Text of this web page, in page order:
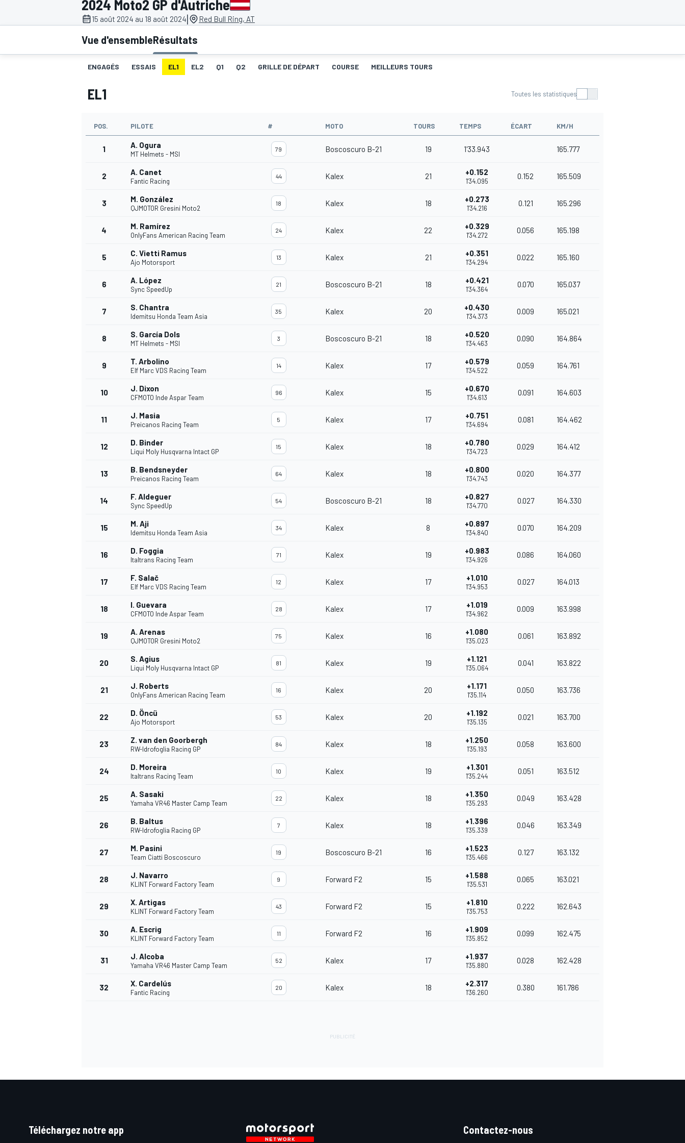
2024 Moto2 GP d'Autriche
15 août 2024 au 18 août 2024| Red Bull Ring, AT
Vue d'ensembleRésultats
ENGAGÉS ESSAIS EL1 EL2 Q1 Q2 GRILLE DE DÉPART COURSE MEILLEURS TOURS
EL1 Toutes les statistiques
POS. PILOTE # MOTO TOURS TEMPS ÉCART KM/H
1 A. Ogura
MT Helmets - MSI
79 Boscoscuro B-21 19 1'33.943 165.777
2 A. Canet
Fantic Racing
44 Kalex 21 +0.152
1'34.095
0.152 165.509
3 M. González
QJMOTOR Gresini Moto2
18 Kalex 18 +0.273
1'34.216
0.121 165.296
4 M. Ramírez
OnlyFans American Racing Team
24 Kalex 22 +0.329
1'34.272
0.056 165.198
5 C. Vietti Ramus
Ajo Motorsport
13 Kalex 21 +0.351
1'34.294
0.022 165.160
6 A. López
Sync SpeedUp
21 Boscoscuro B-21 18 +0.421
1'34.364
0.070 165.037
7 S. Chantra
Idemitsu Honda Team Asia
35 Kalex 20 +0.430
1'34.373
0.009 165.021
8 S. García Dols
MT Helmets - MSI
3 Boscoscuro B-21 18 +0.520
1'34.463
0.090 164.864
9 T. Arbolino
Elf Marc VDS Racing Team
14 Kalex 17 +0.579
1'34.522
0.059 164.761
10 J. Dixon
CFMOTO Inde Aspar Team
96 Kalex 15 +0.670
1'34.613
0.091 164.603
11 J. Masia
Preicanos Racing Team
5 Kalex 17 +0.751
1'34.694
0.081 164.462
12 D. Binder
Liqui Moly Husqvarna Intact GP
15 Kalex 18 +0.780
1'34.723
0.029 164.412
13 B. Bendsneyder
Preicanos Racing Team
64 Kalex 18 +0.800
1'34.743
0.020 164.377
14 F. Aldeguer
Sync SpeedUp
54 Boscoscuro B-21 18 +0.827
1'34.770
0.027 164.330
15 M. Aji
Idemitsu Honda Team Asia
34 Kalex 8 +0.897
1'34.840
0.070 164.209
16 D. Foggia
Italtrans Racing Team
71 Kalex 19 +0.983
1'34.926
0.086 164.060
17 F. Salač
Elf Marc VDS Racing Team
12 Kalex 17 +1.010
1'34.953
0.027 164.013
18 I. Guevara
CFMOTO Inde Aspar Team
28 Kalex 17 +1.019
1'34.962
0.009 163.998
19 A. Arenas
QJMOTOR Gresini Moto2
75 Kalex 16 +1.080
1'35.023
0.061 163.892
20 S. Agius
Liqui Moly Husqvarna Intact GP
81 Kalex 19 +1.121
1'35.064
0.041 163.822
21 J. Roberts
OnlyFans American Racing Team
16 Kalex 20 +1.171
1'35.114
0.050 163.736
22 D. Öncü
Ajo Motorsport
53 Kalex 20 +1.192
1'35.135
0.021 163.700
23 Z. van den Goorbergh
RW-Idrofoglia Racing GP
84 Kalex 18 +1.250
1'35.193
0.058 163.600
24 D. Moreira
Italtrans Racing Team
10 Kalex 19 +1.301
1'35.244
0.051 163.512
25 A. Sasaki
Yamaha VR46 Master Camp Team
22 Kalex 18 +1.350
1'35.293
0.049 163.428
26 B. Baltus
RW-Idrofoglia Racing GP
7 Kalex 18 +1.396
1'35.339
0.046 163.349
27 M. Pasini
Team Ciatti Boscoscuro
19 Boscoscuro B-21 16 +1.523
1'35.466
0.127 163.132
28 J. Navarro
KLINT Forward Factory Team
9 Forward F2 15 +1.588
1'35.531
0.065 163.021
29 X. Artigas
KLINT Forward Factory Team
43 Forward F2 15 +1.810
1'35.753
0.222 162.643
30 A. Escrig
KLINT Forward Factory Team
11 Forward F2 16 +1.909
1'35.852
0.099 162.475
31 J. Alcoba
Yamaha VR46 Master Camp Team
52 Kalex 17 +1.937
1'35.880
0.028 162.428
32 X. Cardelús
Fantic Racing
20 Kalex 18 +2.317
1'36.260
0.380 161.786
Téléchargez notre app Contactez-nous